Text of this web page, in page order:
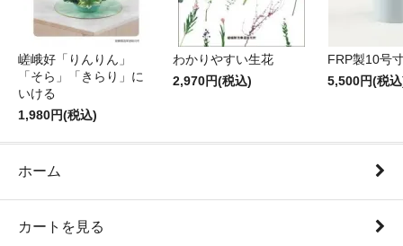
嵯峨好「りんりん」
「そら」「きらり」に
いける
1,980円(税込)
わかりやすい生花
2,970円(税込)
FRP製10号
5,500円(税
ホーム
カートを見る